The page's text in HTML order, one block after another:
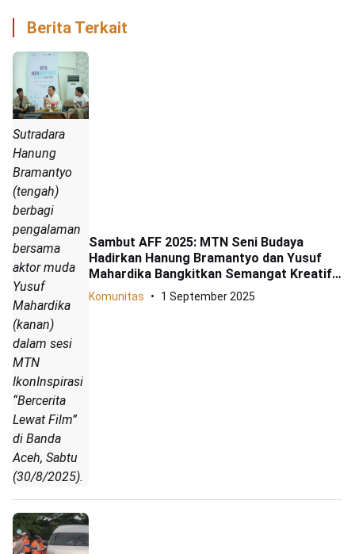
Berita Terkait
Sutradara
Hanung
Bramantyo
(tengah)
berbagi
pengalaman
bersama
aktor muda
Yusuf
Mahardika
(kanan)
dalam sesi
MTN
IkonInspirasi
“Bercerita
Lewat Film”
di Banda
Aceh, Sabtu
(30/8/2025).
Sambut AFF 2025: MTN Seni Budaya
Hadirkan Hanung Bramantyo dan Yusuf
Mahardika Bangkitkan Semangat Kreatif
Generasi Muda Aceh
Komunitas 1 September 2025